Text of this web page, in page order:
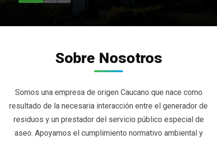
Sobre Nosotros
Somos una empresa de origen Caucano que nace como
resultado de la necesaria interacción entre el generador de
residuos y un prestador del servicio público especial de
aseo. Apoyamos el cumplimiento normativo ambiental y